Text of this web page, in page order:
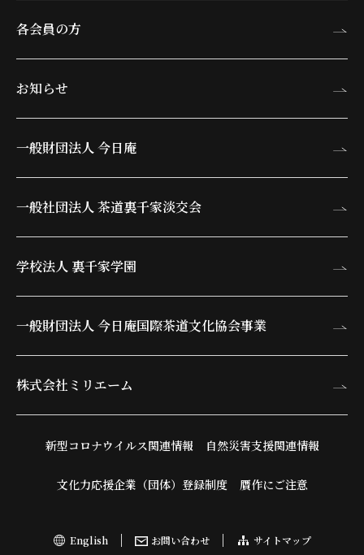
各会員の方
お知らせ
一般財団法人 今日庵
一般社団法人 茶道裏千家淡交会
学校法人 裏千家学園
一般財団法人 今日庵国際茶道文化協会事業
株式会社ミリエーム
新型コロナウイルス関連情報 自然災害支援関連情報
文化力応援企業（団体）登録制度 贋作にご注意
English お問い合わせ サイトマップ